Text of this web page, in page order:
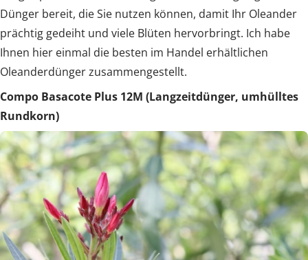
Dünger bereit, die Sie nutzen können, damit Ihr Oleander
prächtig gedeiht und viele Blüten hervorbringt. Ich habe
Ihnen hier einmal die besten im Handel erhältlichen
Oleanderdünger zusammengestellt.
Compo Basacote Plus 12M (Langzeitdünger, umhülltes
Rundkorn)